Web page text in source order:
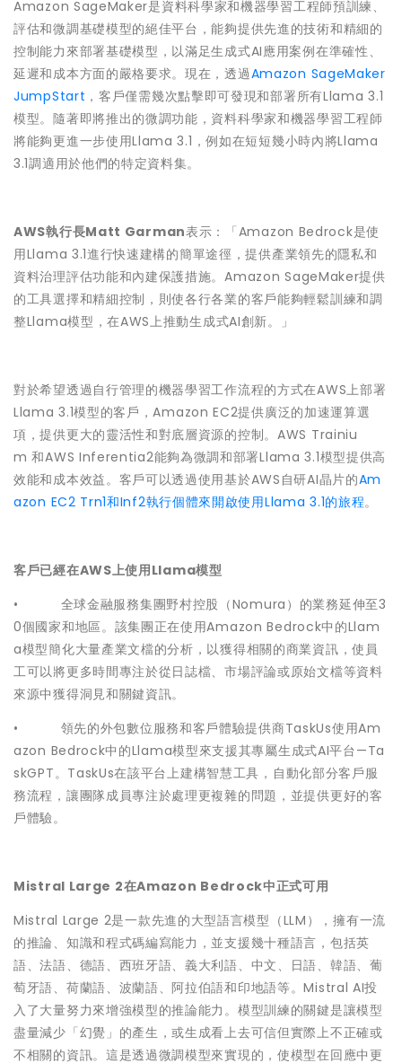
Amazon SageMaker是資料科學家和機器學習工程師預訓練、
評估和微調基礎模型的絕佳平台，能夠提供先進的技術和精細的
控制能力來部署基礎模型，以滿足生成式AI應用案例在準確性、
延遲和成本方面的嚴格要求。現在，透過Amazon SageMaker
JumpStart ，客戶僅需幾次點擊即可發現和部署所有Llama 3.1
模型。隨著即將推出的微調功能，資料科學家和機器學習工程師
將能夠更進一步使用Llama 3.1，例如在短短幾小時內將Llama
3.1調適用於他們的特定資料集。
AWS執行長Matt Garman表示：「Amazon Bedrock是使
用Llama 3.1進行快速建構的簡單途徑，提供產業領先的隱私和
資料治理評估功能和內建保護措施。Amazon SageMaker提供
的工具選擇和精細控制，則使各行各業的客戶能夠輕鬆訓練和調
整Llama模型，在AWS上推動生成式AI創新。」
對於希望透過自行管理的機器學習工作流程的方式在AWS上部署
Llama 3.1模型的客戶，Amazon EC2提供廣泛的加速運算選
項，提供更大的靈活性和對底層資源的控制。AWS Trainiu
m 和AWS Inferentia2能夠為微調和部署Llama 3.1模型提供高
效能和成本效益。客戶可以透過使用基於AWS自研AI晶片的Am
azon EC2 Trn1和Inf2執行個體來開啟使用Llama 3.1的旅程。
客戶已經在AWS上使用Llama模型
• 全球金融服務集團野村控股（Nomura）的業務延伸至3
0個國家和地區。該集團正在使用Amazon Bedrock中的Llam
a模型簡化大量產業文檔的分析，以獲得相關的商業資訊，使員
工可以將更多時間專注於從日誌檔、市場評論或原始文檔等資料
來源中獲得洞見和關鍵資訊。
• 領先的外包數位服務和客戶體驗提供商TaskUs使用Am
azon Bedrock中的Llama模型來支援其專屬生成式AI平台—Ta
skGPT。TaskUs在該平台上建構智慧工具，自動化部分客戶服
務流程，讓團隊成員專注於處理更複雜的問題，並提供更好的客
戶體驗。
Mistral Large 2在Amazon Bedrock中正式可用
Mistral Large 2是一款先進的大型語言模型（LLM），擁有一流
的推論、知識和程式碼編寫能力，並支援幾十種語言，包括英
語、法語、德語、西班牙語、義大利語、中文、日語、韓語、葡
萄牙語、荷蘭語、波蘭語、阿拉伯語和印地語等。Mistral AI投
入了大量努力來增強模型的推論能力。模型訓練的關鍵是讓模型
盡量減少「幻覺」的產生，或生成看上去可信但實際上不正確或
不相關的資訊。這是透過微調模型來實現的，使模型在回應中更